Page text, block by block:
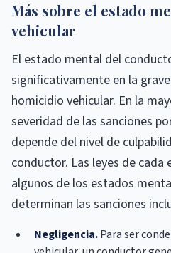
Más sobre el estado
vehicular
El estado mental del
significativamente en la
homicidio vehicular. En la
severidad de las sanciones
depende del nivel de
conductor. Las leyes de cada
algunos de los estados
determinan las sanciones
Negligencia.Para ser